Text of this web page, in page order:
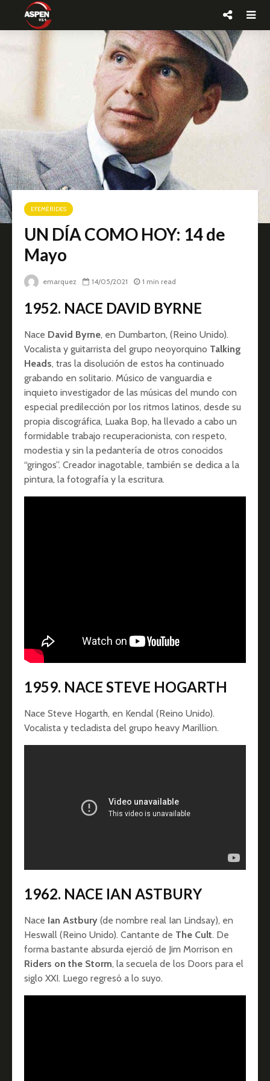
EFEMÉRIDES
UN DÍA COMO HOY: 14 de
Mayo
emarquez 14/05/2021 1 min read
1952. NACE DAVID BYRNE
Nace David Byrne, en Dumbarton, (Reino Unido).
Vocalista y guitarrista del grupo neoyorquino Talking
Heads, tras la disolución de estos ha continuado
grabando en solitario. Músico de vanguardia e
inquieto investigador de las músicas del mundo con
especial predilección por los ritmos latinos, desde su
propia discográfica, Luaka Bop, ha llevado a cabo un
formidable trabajo recuperacionista, con respeto,
modestia y sin la pedantería de otros conocidos
“gringos”. Creador inagotable, también se dedica a la
pintura, la fotografía y la escritura.
1959. NACE STEVE HOGARTH
Nace Steve Hogarth, en Kendal (Reino Unido).
Vocalista y tecladista del grupo heavy Marillion.
1962. NACE IAN ASTBURY
Nace Ian Astbury (de nombre real Ian Lindsay), en
Heswall (Reino Unido). Cantante de The Cult. De
forma bastante absurda ejerció de Jim Morrison en
Riders on the Storm, la secuela de los Doors para el
siglo XXI. Luego regresó a lo suyo.